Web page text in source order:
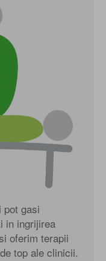
pot gasi
in ingrijirea
oferim terapii
top ale clinicii.